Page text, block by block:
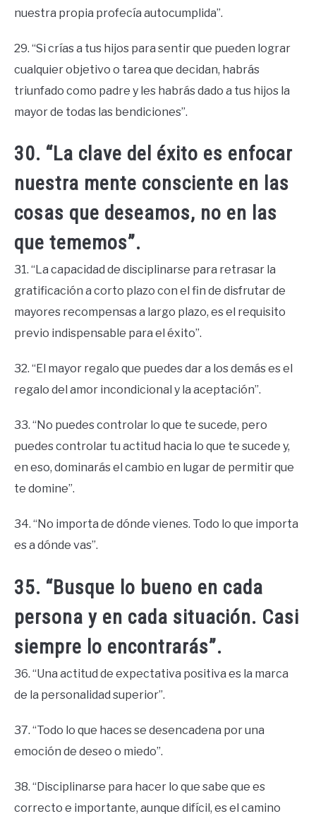
nuestra propia profecía autocumplida”.
29. “Si crías a tus hijos para sentir que pueden lograr
cualquier objetivo o tarea que decidan, habrás
triunfado como padre y les habrás dado a tus hijos la
mayor de todas las bendiciones”.
30. “La clave del éxito es enfocar
nuestra mente consciente en las
cosas que deseamos, no en las
que tememos”.
31. “La capacidad de disciplinarse para retrasar la
gratificación a corto plazo con el fin de disfrutar de
mayores recompensas a largo plazo, es el requisito
previo indispensable para el éxito”.
32. “El mayor regalo que puedes dar a los demás es el
regalo del amor incondicional y la aceptación”.
33. “No puedes controlar lo que te sucede, pero
puedes controlar tu actitud hacia lo que te sucede y,
en eso, dominarás el cambio en lugar de permitir que
te domine”.
34. “No importa de dónde vienes. Todo lo que importa
es a dónde vas”.
35. “Busque lo bueno en cada
persona y en cada situación. Casi
siempre lo encontrarás”.
36. “Una actitud de expectativa positiva es la marca
de la personalidad superior”.
37. “Todo lo que haces se desencadena por una
emoción de deseo o miedo”.
38. “Disciplinarse para hacer lo que sabe que es
correcto e importante, aunque difícil, es el camino